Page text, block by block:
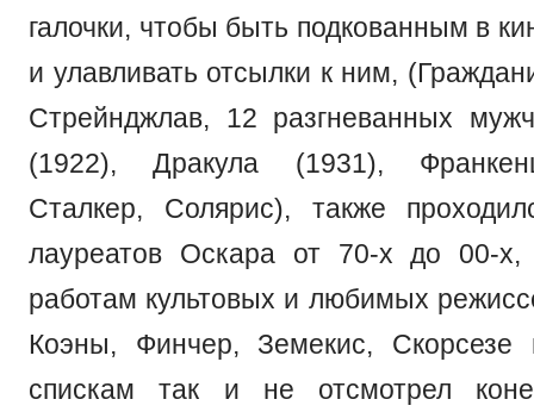
галочки, чтобы быть подкованным в
и улавливать отсылки к ним,
Стрейнджлав, 12 разгневанных
(1922), Дракула (1931),
Сталкер, Солярис), также
лауреатов Оскара от 70-х до 00-
работам культовых и любимых
Коэны, Финчер, Земекис,
спискам так и не отсмотрел